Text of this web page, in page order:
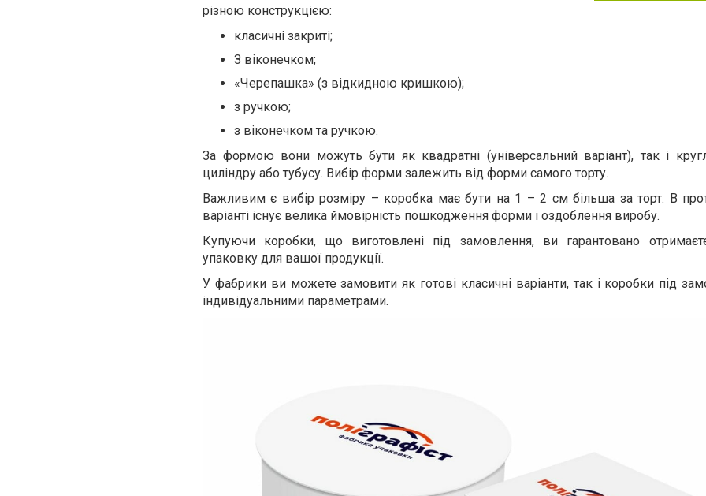
різною конструкцією:
класичні закриті;
З віконечком;
«Черепашка» (з відкидною кришкою);
з ручкою;
з віконечком та ручкою.
За формою вони можуть бути як квадратні (універсальний варіант), так і
циліндру або тубусу. Вибір форми залежить від форми самого торту.
Важливим є вибір розміру – коробка має бути на 1 – 2 см більша за торт. В
варіанті існує велика ймовірність пошкодження форми і оздоблення виробу.
Купуючи коробки, що виготовлені під замовлення, ви гарантовано
упаковку для вашої продукції.
У фабрики ви можете замовити як готові класичні варіанти, так і коробки під
індивідуальними параметрами.